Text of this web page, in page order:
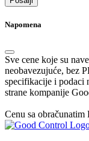
Napomena
Sve cene koje su
neobavezujuće, bez
specifikacije i podaci
strane kompanije
Cenu sa